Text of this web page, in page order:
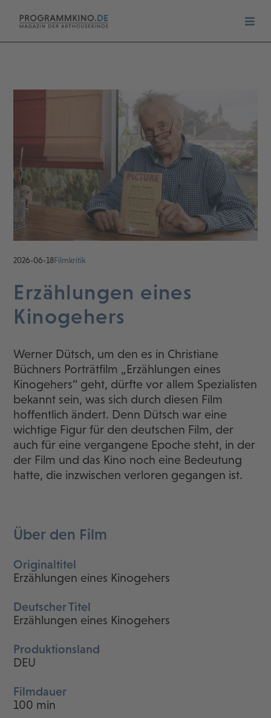
2026-06-18Filmkritik
Erzählungen eines
Kinogehers
Werner Dütsch, um den es in Christiane
Büchners Porträtfilm „Erzählungen eines
Kinogehers“ geht, dürfte vor allem Spezialisten
bekannt sein, was sich durch diesen Film
hoffentlich ändert. Denn Dütsch war eine
wichtige Figur für den deutschen Film, der
auch für eine vergangene Epoche steht, in der
der Film und das Kino noch eine Bedeutung
hatte, die inzwischen verloren gegangen ist.
Über den Film
Originaltitel
Erzählungen eines Kinogehers
Deutscher Titel
Erzählungen eines Kinogehers
Produktionsland
DEU
Filmdauer
100 min